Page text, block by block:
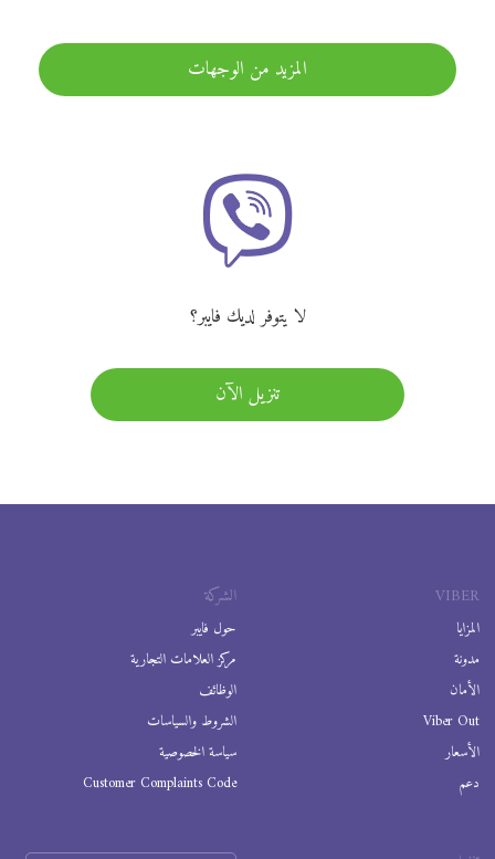
المزيد من الوجهات
لا يتوفر لديك فايبر؟
تنزيل الآن
VIBER
المزايا
مدونة
الأمان
Viber Out
الأسعار
دعم
الشركة
حول فايبر
مركز العلامات التجارية
الوظائف
الشروط والسياسات
سياسة الخصوصية
Customer Complaints Code